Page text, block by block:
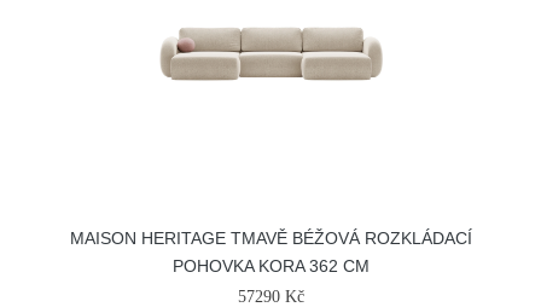
MAISON HERITAGE TMAVĚ BÉŽOVÁ ROZKLÁDACÍ
POHOVKA KORA 362 CM
57290 Kč